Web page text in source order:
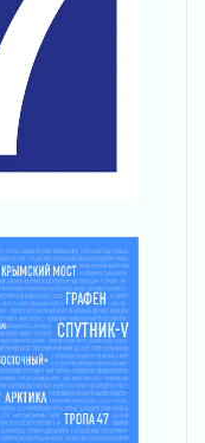
и взрослых
жителям